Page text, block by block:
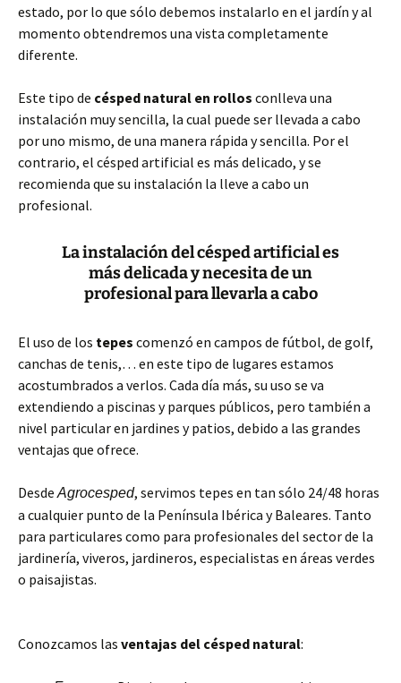
estado, por lo que sólo debemos instalarlo en el jardín y al
momento obtendremos una vista completamente
diferente.
Este tipo de césped natural en rollos conlleva una
instalación muy sencilla, la cual puede ser llevada a cabo
por uno mismo, de una manera rápida y sencilla. Por el
contrario, el césped artificial es más delicado, y se
recomienda que su instalación la lleve a cabo un
profesional.
La instalación del césped artificial es
más delicada y necesita de un
profesional para llevarla a cabo
El uso de los tepes comenzó en campos de fútbol, de golf,
canchas de tenis,… en este tipo de lugares estamos
acostumbrados a verlos. Cada día más, su uso se va
extendiendo a piscinas y parques públicos, pero también a
nivel particular en jardines y patios, debido a las grandes
ventajas que ofrece.
DesdeAgrocesped, servimos tepes en tan sólo 24/48 horas
a cualquier punto de la Península Ibérica y Baleares. Tanto
para particulares como para profesionales del sector de la
jardinería, viveros, jardineros, especialistas en áreas verdes
o paisajistas.
Conozcamos las ventajas del césped natural: